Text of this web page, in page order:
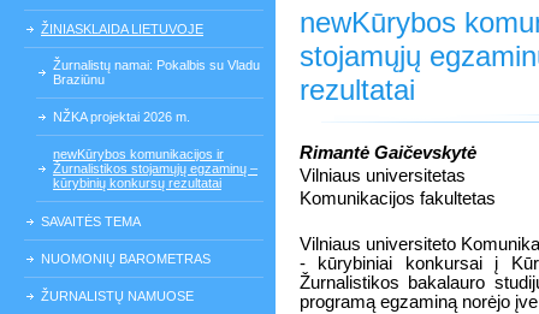
ŽINIASKLAIDA LIETUVOJE
Žurnalistų namai: Pokalbis su Vladu
Braziūnu
NŽKA projektai 2026 m.
newKūrybos komunikacijos ir
Žurnalistikos stojamųjų egzaminų –
kūrybinių konkursų rezultatai
SAVAITĖS TEMA
NUOMONIŲ BAROMETRAS
ŽURNALISTŲ NAMUOSE
newKūrybos
stojamųjų
rezultatai
Rimantė Gaičevskytė
Vilniaus universitetas
Komunikacijos fakultetas
Vilniaus universiteto
- kūrybiniai konkursai į
Žurnalistikos bakalauro
programą egzaminą norėjo